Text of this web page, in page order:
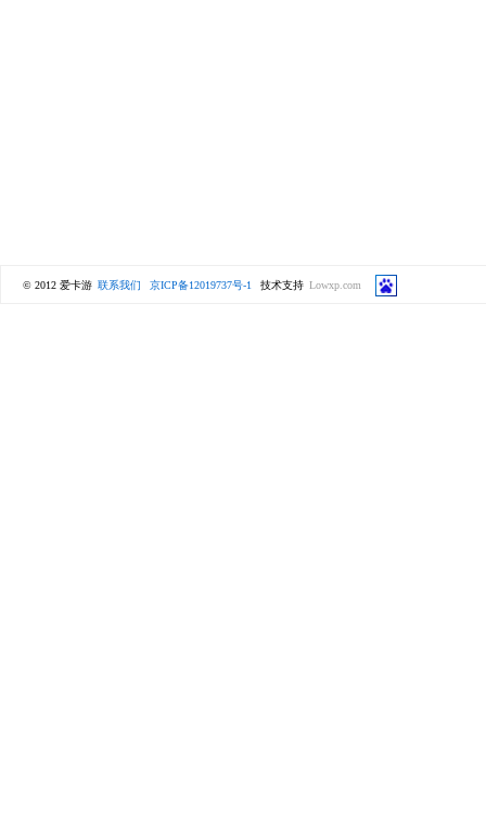
© 2012 爱卡游 联系我们 京ICP备12019737号-1 技术支持 Lowxp.com